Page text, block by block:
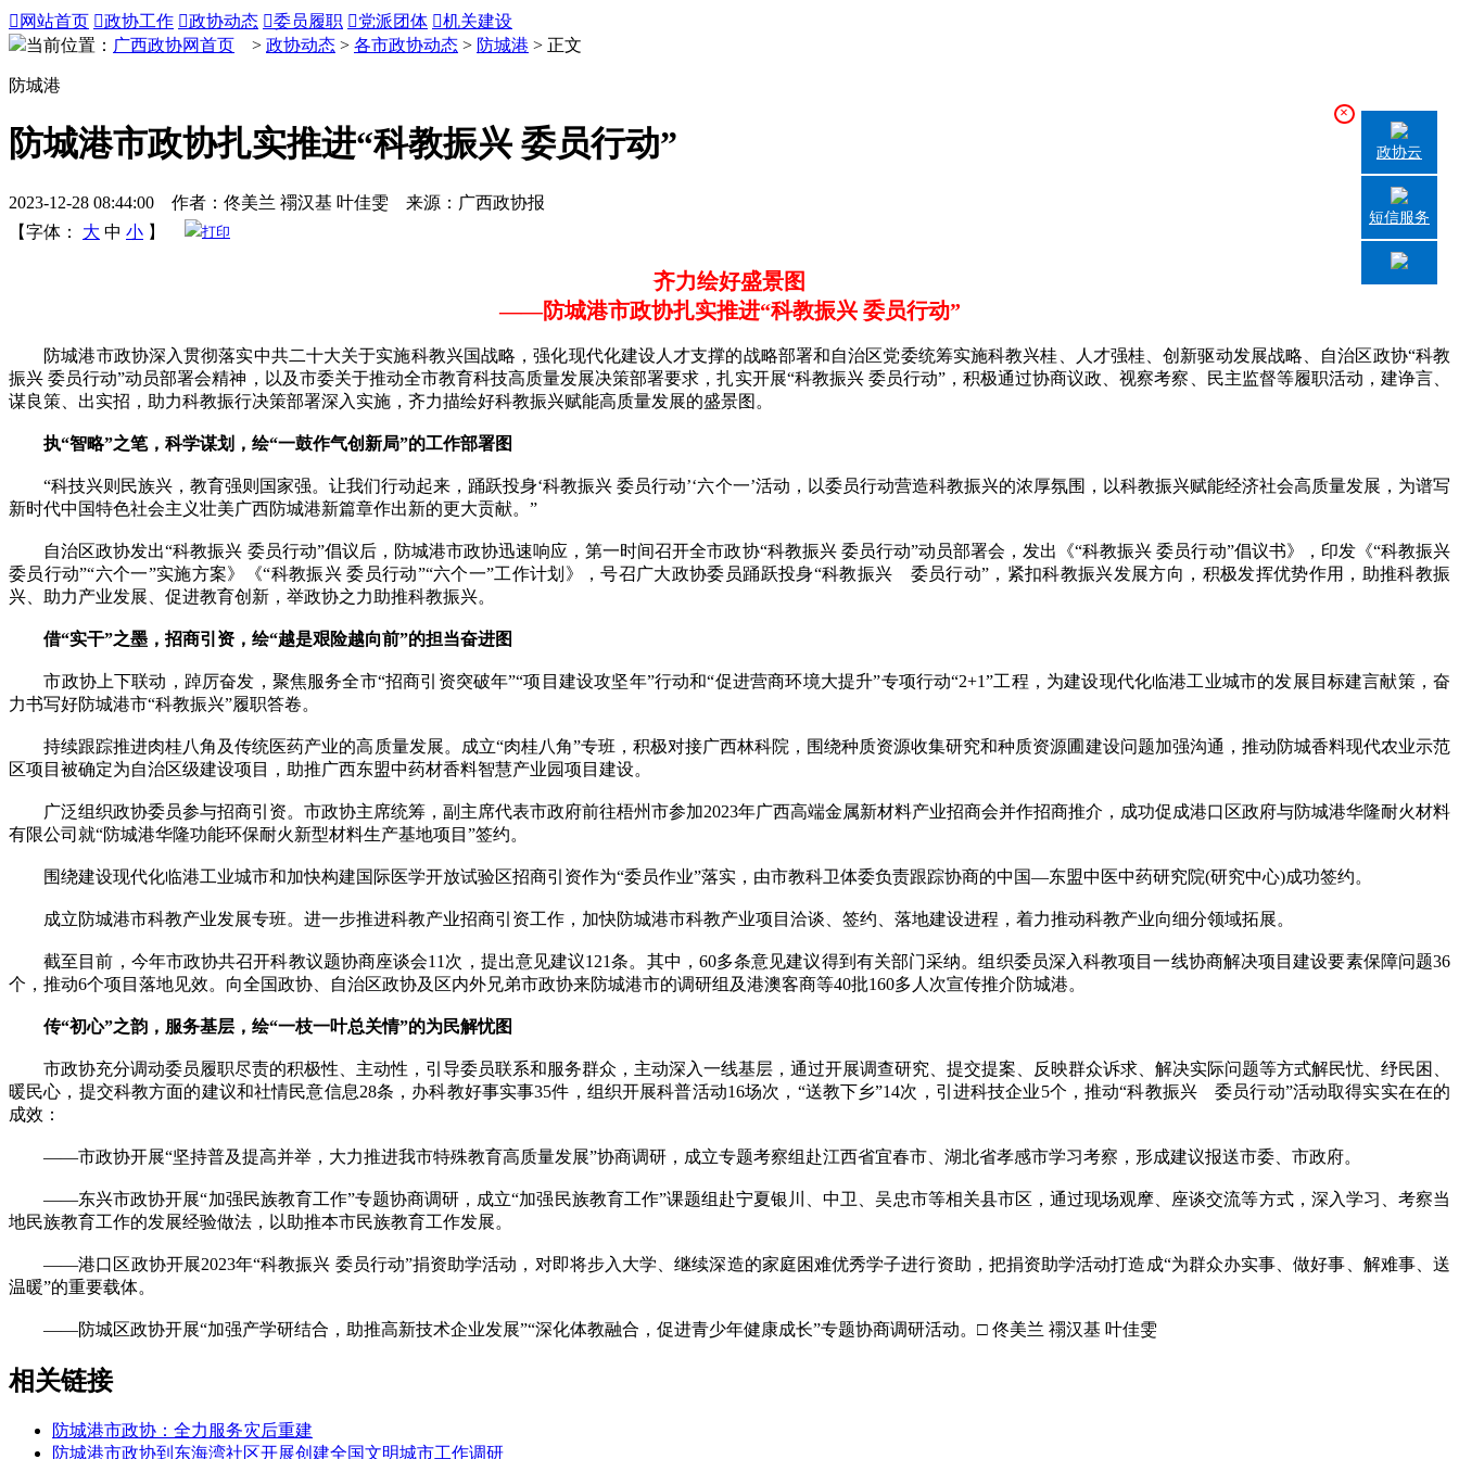
 网站首页 政协工作 政协动态 委员履职 党派团体 机关建设
当前位置： 广西政协网首页 > 政协动态 > 各市政协动态 > 防城港 > 正文
防城港
防城港市政协扎实推进“科教振兴 委员行动”
2023-12-28 08:44:00 作者：佟美兰 禤汉基 叶佳雯 来源：广西政协报
【字体：
大 中 小 】 打印
齐力绘好盛景图
——防城港市政协扎实推进“科教振兴 委员行动”
防城港市政协深入贯彻落实中共二十大关于实施科教兴国战略，强化现代化建设人才支撑的战略部署和自治区党委统筹实施科教兴桂、人才强桂、创新驱动发展战略、自治区政协“科教
振兴 委员行动”动员部署会精神，以及市委关于推动全市教育科技高质量发展决策部署要求，扎实开展“科教振兴 委员行动”，积极通过协商议政、视察考察、民主监督等履职活动，建诤言、
谋良策、出实招，助力科教振行决策部署深入实施，齐力描绘好科教振兴赋能高质量发展的盛景图。
执“智略”之笔，科学谋划，绘“一鼓作气创新局”的工作部署图
“科技兴则民族兴，教育强则国家强。让我们行动起来，踊跃投身‘科教振兴 委员行动’‘六个一’活动，以委员行动营造科教振兴的浓厚氛围，以科教振兴赋能经济社会高质量发展，为谱写
新时代中国特色社会主义壮美广西防城港新篇章作出新的更大贡献。”
自治区政协发出“科教振兴 委员行动”倡议后，防城港市政协迅速响应，第一时间召开全市政协“科教振兴 委员行动”动员部署会，发出《“科教振兴 委员行动”倡议书》，印发《“科教振兴
委员行动”“六个一”实施方案》《“科教振兴 委员行动”“六个一”工作计划》，号召广大政协委员踊跃投身“科教振兴 委员行动”，紧扣科教振兴发展方向，积极发挥优势作用，助推科教振
兴、助力产业发展、促进教育创新，举政协之力助推科教振兴。
借“实干”之墨，招商引资，绘“越是艰险越向前”的担当奋进图
市政协上下联动，踔厉奋发，聚焦服务全市“招商引资突破年”“项目建设攻坚年”行动和“促进营商环境大提升”专项行动“2+1”工程，为建设现代化临港工业城市的发展目标建言献策，奋
力书写好防城港市“科教振兴”履职答卷。
持续跟踪推进肉桂八角及传统医药产业的高质量发展。成立“肉桂八角”专班，积极对接广西林科院，围绕种质资源收集研究和种质资源圃建设问题加强沟通，推动防城香料现代农业示范
区项目被确定为自治区级建设项目，助推广西东盟中药材香料智慧产业园项目建设。
广泛组织政协委员参与招商引资。市政协主席统筹，副主席代表市政府前往梧州市参加2023年广西高端金属新材料产业招商会并作招商推介，成功促成港口区政府与防城港华隆耐火材料
有限公司就“防城港华隆功能环保耐火新型材料生产基地项目”签约。
围绕建设现代化临港工业城市和加快构建国际医学开放试验区招商引资作为“委员作业”落实，由市教科卫体委负责跟踪协商的中国—东盟中医中药研究院(研究中心)成功签约。
成立防城港市科教产业发展专班。进一步推进科教产业招商引资工作，加快防城港市科教产业项目洽谈、签约、落地建设进程，着力推动科教产业向细分领域拓展。
截至目前，今年市政协共召开科教议题协商座谈会11次，提出意见建议121条。其中，60多条意见建议得到有关部门采纳。组织委员深入科教项目一线协商解决项目建设要素保障问题36
个，推动6个项目落地见效。向全国政协、自治区政协及区内外兄弟市政协来防城港市的调研组及港澳客商等40批160多人次宣传推介防城港。
传“初心”之韵，服务基层，绘“一枝一叶总关情”的为民解忧图
市政协充分调动委员履职尽责的积极性、主动性，引导委员联系和服务群众，主动深入一线基层，通过开展调查研究、提交提案、反映群众诉求、解决实际问题等方式解民忧、纾民困、
暖民心，提交科教方面的建议和社情民意信息28条，办科教好事实事35件，组织开展科普活动16场次，“送教下乡”14次，引进科技企业5个，推动“科教振兴 委员行动”活动取得实实在在的
成效：
——市政协开展“坚持普及提高并举，大力推进我市特殊教育高质量发展”协商调研，成立专题考察组赴江西省宜春市、湖北省孝感市学习考察，形成建议报送市委、市政府。
——东兴市政协开展“加强民族教育工作”专题协商调研，成立“加强民族教育工作”课题组赴宁夏银川、中卫、吴忠市等相关县市区，通过现场观摩、座谈交流等方式，深入学习、考察当
地民族教育工作的发展经验做法，以助推本市民族教育工作发展。
——港口区政协开展2023年“科教振兴 委员行动”捐资助学活动，对即将步入大学、继续深造的家庭困难优秀学子进行资助，把捐资助学活动打造成“为群众办实事、做好事、解难事、送
温暖”的重要载体。
——防城区政协开展“加强产学研结合，助推高新技术企业发展”“深化体教融合，促进青少年健康成长”专题协商调研活动。□ 佟美兰 禤汉基 叶佳雯
相关链接
防城港市政协：全力服务灾后重建
防城港市政协到东海湾社区开展创建全国文明城市工作调研
×
政协云
短信服务